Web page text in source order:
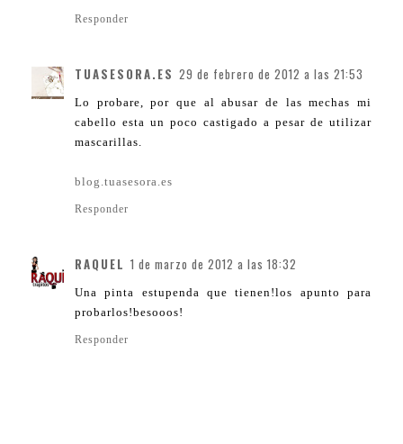
Responder
TUASESORA.ES 29 de febrero de 2012 a las 21:53
Lo probare, por que al abusar de las mechas mi
cabello esta un poco castigado a pesar de utilizar
mascarillas.
blog.tuasesora.es
Responder
RAQUEL 1 de marzo de 2012 a las 18:32
Una pinta estupenda que tienen!los apunto para
probarlos!besooos!
Responder